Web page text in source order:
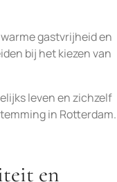
gastvrijheid en
bij het kiezen van
leven en zichzelf
in Rotterdam.
en